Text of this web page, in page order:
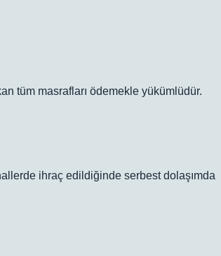
tüm masrafları ödemekle yükümlüdür.
ihraç edildiğinde serbest dolaşımda